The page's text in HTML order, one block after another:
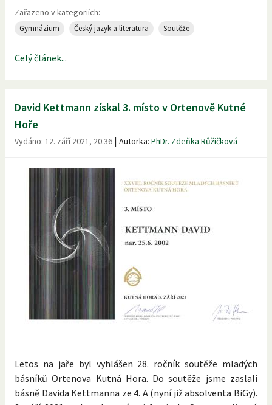
Zařazeno v kategoriích:
Gymnázium Český jazyk a literatura Soutěže
Celý článek...
David Kettmann získal 3. místo v Ortenově Kutné
Hoře
Vydáno: 12. září 2021, 20.36 | Autorka: PhDr. Zdeňka Růžičková
Letos na jaře byl vyhlášen 28. ročník soutěže mladých
básníků Ortenova Kutná Hora. Do soutěže jsme zaslali
básně Davida Kettmanna ze 4. A (nyní již absolventa BiGy).